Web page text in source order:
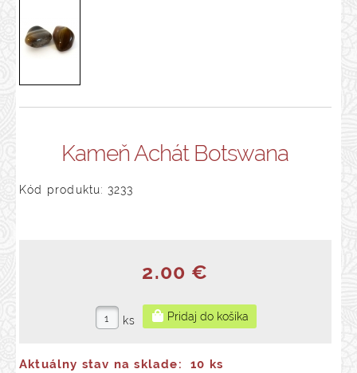
Kameň Achát Botswana
Kód produktu: 3233
2.00 €
ks
Aktuálny stav na sklade:
10 ks